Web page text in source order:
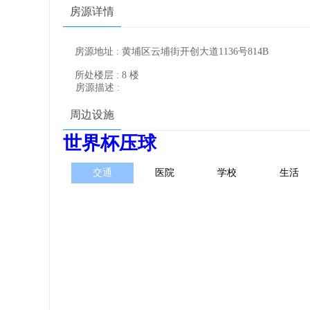
房源详情
房源地址 : 黄埔区云埔街开创大道1136号814B
所处楼层 : 8 楼
房源描述 :
周边设施